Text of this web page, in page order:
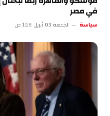
في مصر
سياسة الجمعة 03 أبريل 1:16 ص